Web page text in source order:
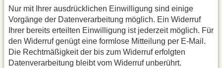
Nur mit Ihrer ausdrücklichen Einwilligung sind einige
Vorgänge der Datenverarbeitung möglich. Ein Widerruf
Ihrer bereits erteilten Einwilligung ist jederzeit möglich. Für
den Widerruf genügt eine formlose Mitteilung per E-Mail.
Die Rechtmäßigkeit der bis zum Widerruf erfolgten
Datenverarbeitung bleibt vom Widerruf unberührt.